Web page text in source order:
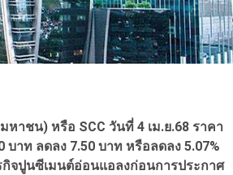
าชน) หรือ SCC วันที่ 4 เม.ย.68 ราคา
บาท ลดลง 7.50 บาท หรือลดลง 5.07%
จปูนซีเมนต์อ่อนแอลงก่อนการประกาศ